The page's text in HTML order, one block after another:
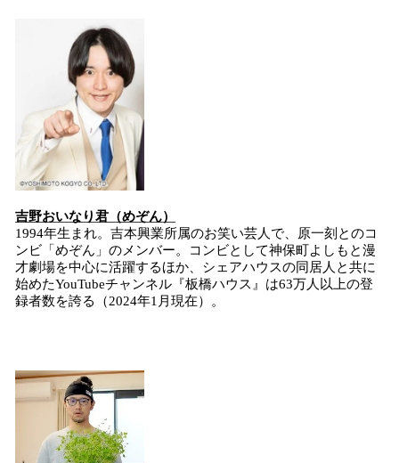
吉野おいなり君（めぞん）
1994年生まれ。吉本興業所属のお笑い芸人で、原一刻とのコ
ンビ「めぞん」のメンバー。コンビとして神保町よしもと漫
才劇場を中心に活躍するほか、シェアハウスの同居人と共に
始めたYouTubeチャンネル『板橋ハウス』は63万人以上の登
録者数を誇る（2024年1月現在）。